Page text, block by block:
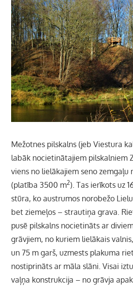
Mežotnes pilskalns (jeb Viestura
labāk nocietinātajiem pilskalniem
viens no lielākajiem seno zemgaļu
(platība 3500 m2). Tas ierīkots uz
stūra, ko austrumos norobežo
bet ziemeļos – strautiņa grava.
pusē pilskalns nocietināts ar
grāvjiem, no kuriem lielākais
un 75 m garš, uzmests plakuma
nostiprināts ar māla slāni. Visai
vaļņa konstrukcija – no grāvja